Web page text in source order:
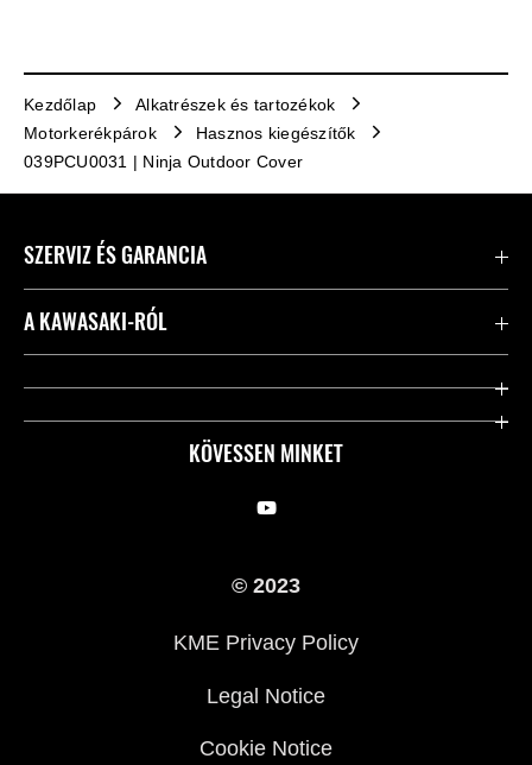
Kezdőlap
Alkatrészek és tartozékok
Motorkerékpárok
Hasznos kiegészítők
039PCU0031 | Ninja Outdoor Cover
KÖVESSEN MINKET
SZERVIZ ÉS GARANCIA
Kapcsolat
Hasznos linkek
A KAWASAKI-RÓL
Vállalatunk
© 2023
KME Privacy Policy
Legal Notice
Cookie Notice